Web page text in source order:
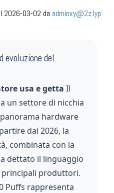
2026-03-02 da adminxy@2z.lyp
evoluzione del
usa e getta Il
un settore di nicchia
hardware
dal 2026, la
combinata con la
dettato il linguaggio
produttori.
Puffs rappresenta